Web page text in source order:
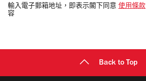
電
郵
輸入電子郵箱地址，即表示閣下同意 使用條款
容
Back to Top